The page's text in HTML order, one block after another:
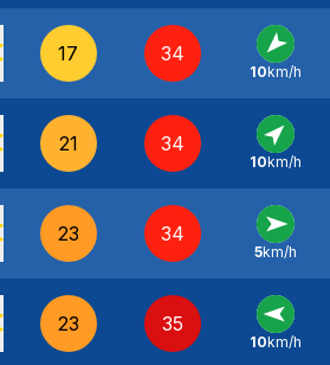
17 34
NE -
10km/h
21 34
SO -
10km/h
23 34
O -
5km/h
23 35
E -
10km/h